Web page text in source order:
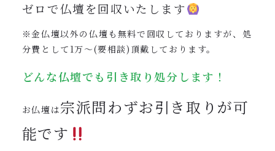
ゼロで仏壇を回収いたします
※金仏壇以外の仏壇も無料で回収しておりますが、処
分費として1万〜(要相談)頂戴しております。
どんな仏壇でも引き取り処分します！
お仏壇は宗派問わずお引き取りが可
能です